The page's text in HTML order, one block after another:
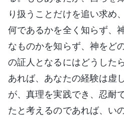
り扱うことだけを追い求め
何であるかを全く知らず、
なものかを知らず、神をど
の証人となるにはどうした
あれば、あなたの経験は虚
が、真理を実践でき、忍耐
たと考えるのであれば、い